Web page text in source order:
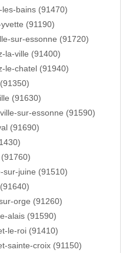
bains (91470)
(91190)
sur-essonne (91720)
la-ville (91400)
le-chatel (91940)
(91630)
sur-essonne (91590)
(91690)
sur-juine (91510)
orge (91260)
alais (91590)
le-roi (91410)
sainte-croix (91150)